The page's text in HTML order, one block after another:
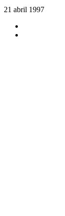
21 abril 1997